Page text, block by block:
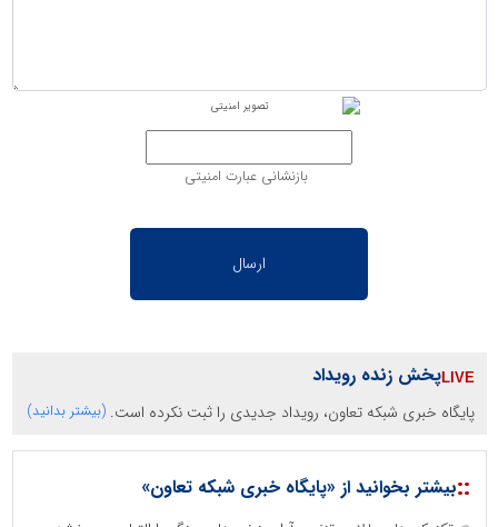
بازنشانی عبارت امنیتی
پخش زنده رویداد
پایگاه خبری شبکه تعاون، رویداد جدیدی را ثبت نکرده است. (بیشتر بدانید)
::بیشتر بخوانید از «پایگاه خبری شبکه تعاون»